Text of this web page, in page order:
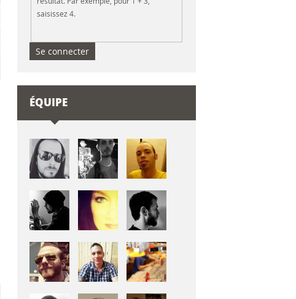
saisissez 4.
ÉQUIPE